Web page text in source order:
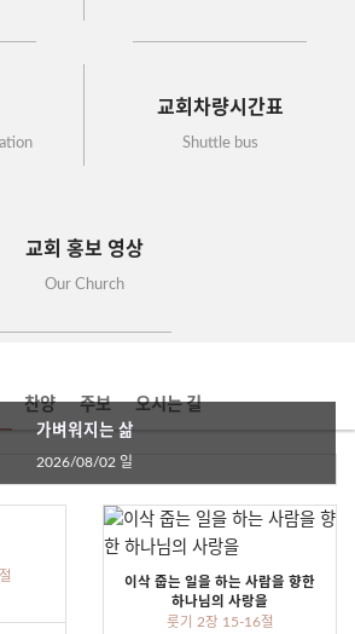
교회차량시간표
Shuttle bus
교회 홍보 영상
Our Church
찬양 주보 오시는 길
가벼워지는 삶
2026/08/02 일
이삭 줍는 일을 하는 사람을 향한
하나님의 사랑을
룻기 2장 15-16절